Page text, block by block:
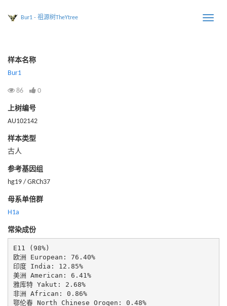
Toggle
Bur1 - 祖源树TheYtree
样本名称
Bur1
86 0
上树编号
AU102142
样本类型
古人
参考基因组
hg19 / GRCh37
母系单倍群
H1a
常染成份
E11 (98%)
欧洲 European: 76.40%
印度 India: 12.85%
美洲 American: 6.41%
雅库特 Yakut: 2.68%
非洲 African: 0.86%
鄂伦春 North Chinese Oroqen: 0.48%